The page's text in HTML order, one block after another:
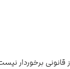
قانونی برخوردار